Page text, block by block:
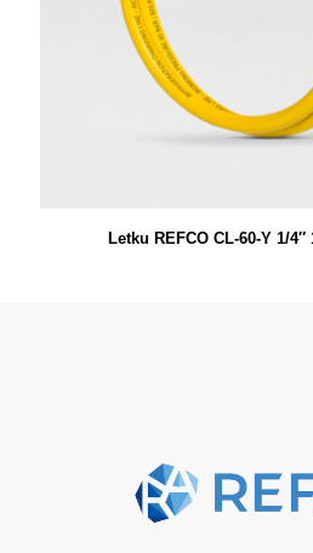
Letku REFCO CL-60-Y 1/